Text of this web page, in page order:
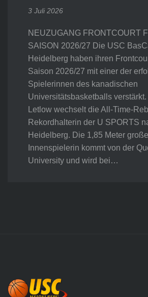
3 Juli 2026
NEUZUGANG FRONTCOURT
SAISON 2026/27 Die USC
Heidelberg haben ihren
Saison 2026/27 mit einer der
Spielerinnen des kanadischen
Universitätsbasketballs
Letlow wechselt die All-Time-
Rekordhalterin der U SPORTS
Heidelberg. Die 1,85 Meter große
Innenspielerin kommt von der
University und wird bei…